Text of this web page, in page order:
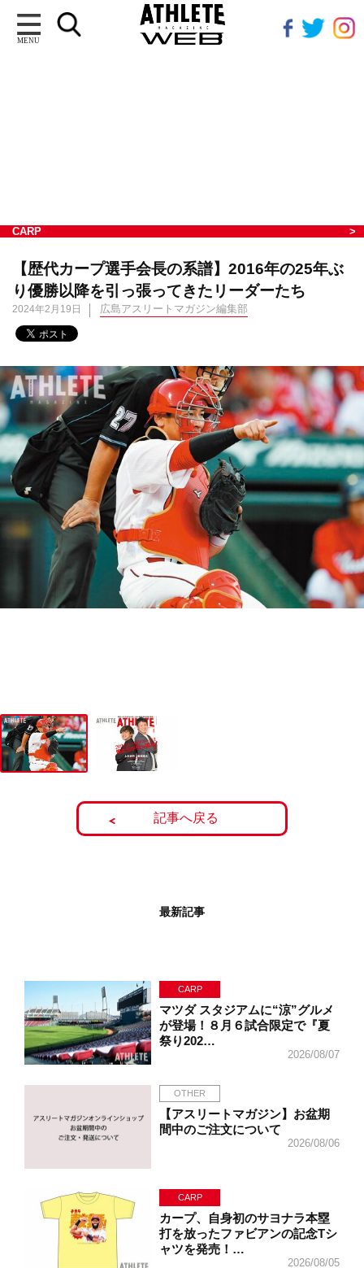
MENU
CARP
【歴代カープ選手会長の系譜】2016年の25年ぶ
り優勝以降を引っ張ってきたリーダーたち
2024年2月19日 広島アスリートマガジン編集部
記事へ戻る
最新記事
CARP
マツダ スタジアムに“涼”グルメ
が登場！８月６試合限定で『夏
祭り202…
2026/08/07
OTHER
【アスリートマガジン】お盆期
間中のご注文について
2026/08/06
CARP
カープ、自身初のサヨナラ本塁
打を放ったファビアンの記念Tシ
ャツを発売！…
2026/08/05